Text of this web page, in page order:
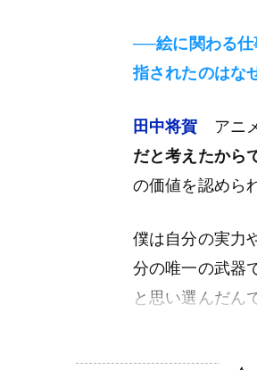
──絵に関わる仕
指されたのはな
田中将賀 アニ
だと考えたから
の価値を認めら
僕は自分の実力
分の唯一の武器
と思い選んだん